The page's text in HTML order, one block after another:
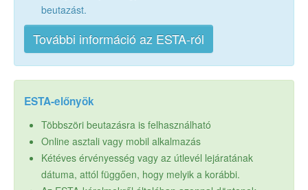
beutazást.
További információ az ESTA-ról
ESTA-előnyök
Többszöri beutazásra is felhasználható
Online asztali vagy mobil alkalmazás
Kétéves érvényesség vagy az útlevél lejáratának
dátuma, attól függően, hogy melyik a korábbi.